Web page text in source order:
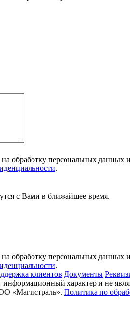
обработку персональных данных и
.
с Вами в ближайшее время.
обработку персональных данных и
.
клиентов Документы
характер и не
«Магистраль». Политика по